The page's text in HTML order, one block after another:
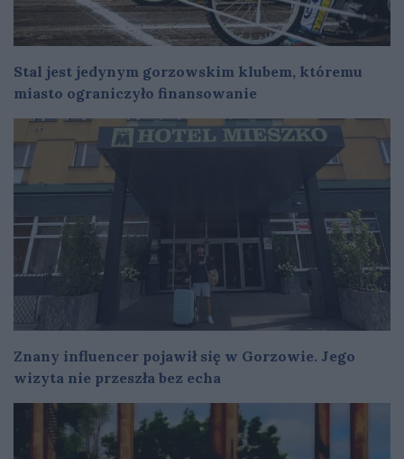
Stal jest jedynym gorzowskim klubem, któremu
miasto ograniczyło finansowanie
Znany influencer pojawił się w Gorzowie. Jego
wizyta nie przeszła bez echa